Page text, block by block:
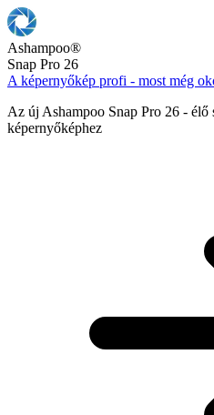
Ashampoo®
Snap Pro 26
A képernyőkép profi - most még
Az új Ashampoo Snap Pro 26 - élő
képernyőképhez